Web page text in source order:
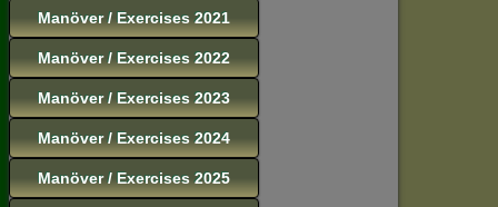
Manöver / Exercises 2021
Manöver / Exercises 2022
Manöver / Exercises 2023
Manöver / Exercises 2024
Manöver / Exercises 2025